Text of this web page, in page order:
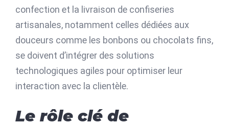
confection et la livraison de confiseries
artisanales, notamment celles dédiées aux
douceurs comme les bonbons ou chocolats fins,
se doivent d’intégrer des solutions
technologiques agiles pour optimiser leur
interaction avec la clientèle.
Le rôle clé de